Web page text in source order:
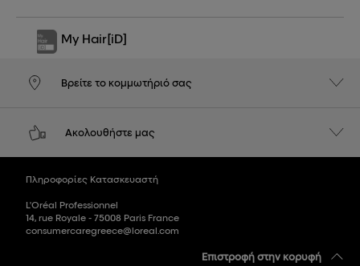
My Hair[iD]
Βρείτε το κομμωτήριό σας
Ακολουθήστε μας
Πληροφορίες Κατασκευαστή
L'Oréal Professionnel
14, rue Royale - 75008 Paris France
consumercaregreece@loreal.com
Επιστροφή στην κορυφή